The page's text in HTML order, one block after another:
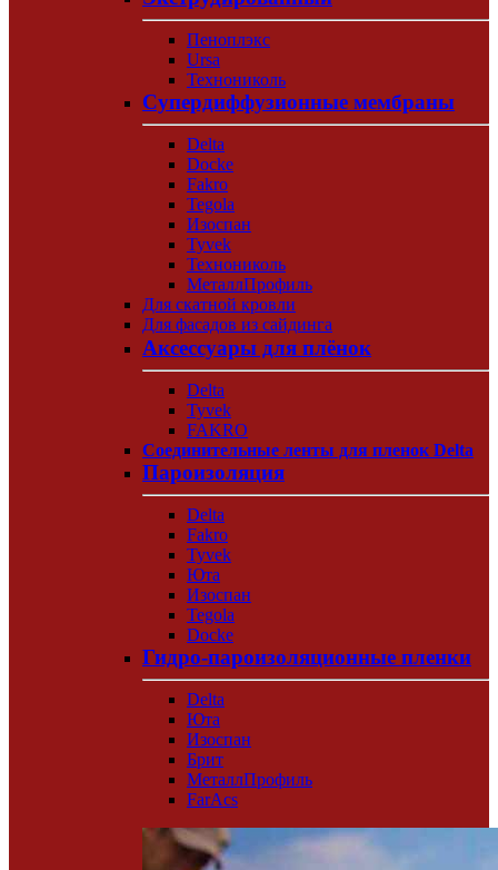
Пеноплэкс
Ursa
Технониколь
Супердиффузионные мембраны
Delta
Docke
Fakro
Tegola
Изоспан
Tyvek
Технониколь
МеталлПрофиль
Для скатной кровли
Для фасадов из сайдинга
Аксессуары для плёнок
Delta
Tyvek
FAKRO
Соединительные ленты для пленок Delta
Пароизоляция
Delta
Fakro
Tyvek
Юта
Изоспан
Tegola
Docke
Гидро-пароизоляционные пленки
Delta
Юта
Изоспан
Брит
МеталлПрофиль
FarAcs